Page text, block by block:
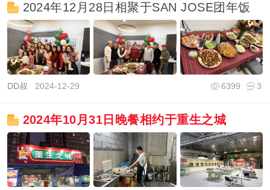
2024年12月28日相聚于SAN JOSE团年饭
DD叔 2024-12-29 3
6399
2024年10月31日晚餐相约于重生之城